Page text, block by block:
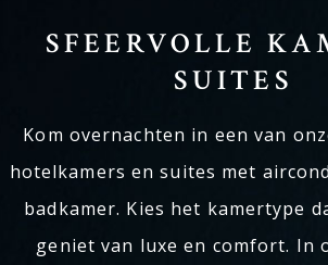
SFEERVOLLE
SUITES
Kom overnachten in een van
hotelkamers en suites met
badkamer. Kies het kamertype
geniet van luxe en comfort. In